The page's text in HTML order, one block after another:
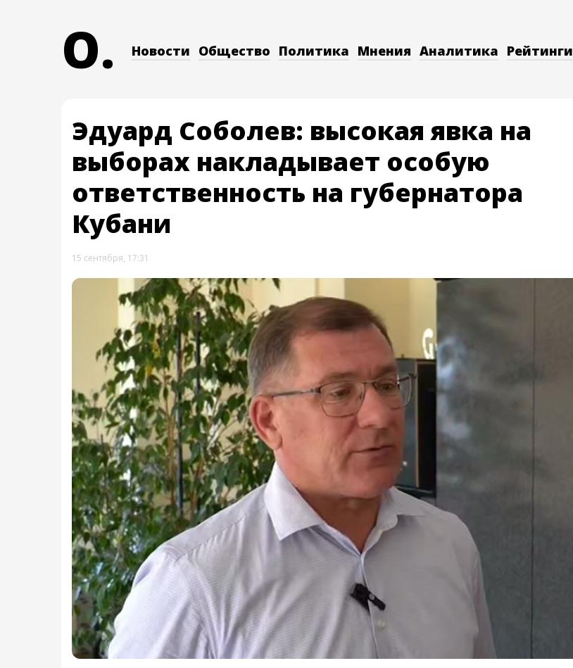
O. Новости Общество Политика Мнения Аналитика Рейтинги
Эдуард Соболев: высокая явка на
выборах накладывает особую
ответственность на губернатора
Кубани
15 сентября, 17:31